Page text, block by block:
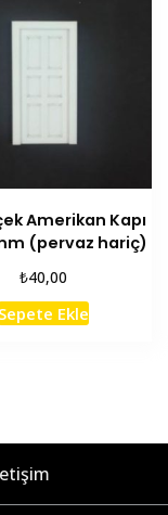
Amerikan Kapı
(pervaz hariç)
₺40,00
Sepete Ekle